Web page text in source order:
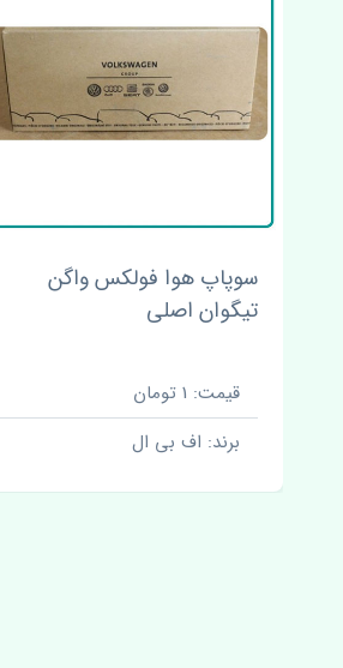
اواپراتور فولکس واگن تیگوان
چین
قیمت: 3500000 تومان
برند: اف بی ال